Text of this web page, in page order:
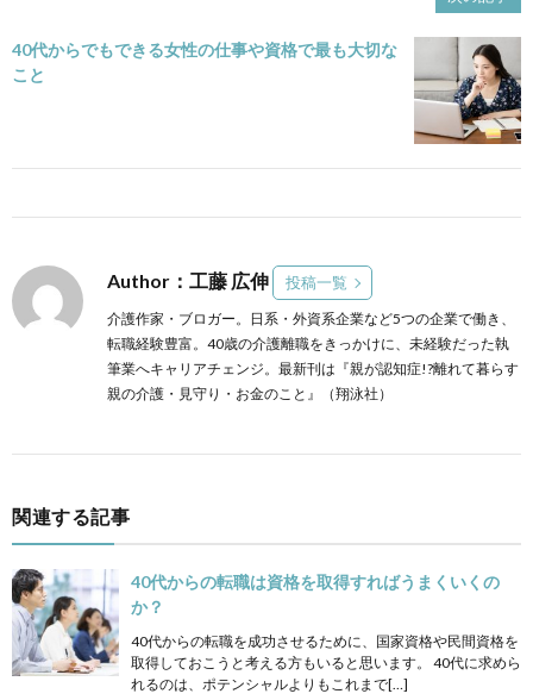
40代からでもできる女性の仕事や資格で最も大切な
こと
Author：工藤 広伸 投稿一覧
介護作家・ブロガー。日系・外資系企業など5つの企業で働き、
転職経験豊富。40歳の介護離職をきっかけに、未経験だった執
筆業へキャリアチェンジ。最新刊は『親が認知症!?離れて暮らす
親の介護・見守り・お金のこと』（翔泳社）
関連する記事
40代からの転職は資格を取得すればうまくいくの
か？
40代からの転職を成功させるために、国家資格や民間資格を
取得しておこうと考える方もいると思います。 40代に求めら
れるのは、ポテンシャルよりもこれまで[…]